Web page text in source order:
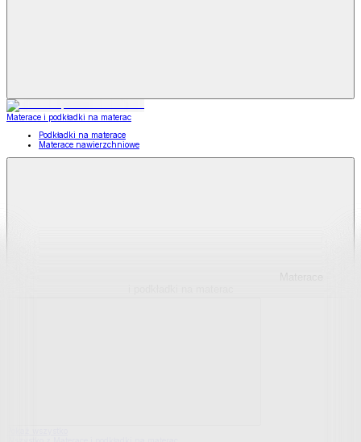
Materace i podkładki na materac
Podkładki na materace
Materace nawierzchniowe